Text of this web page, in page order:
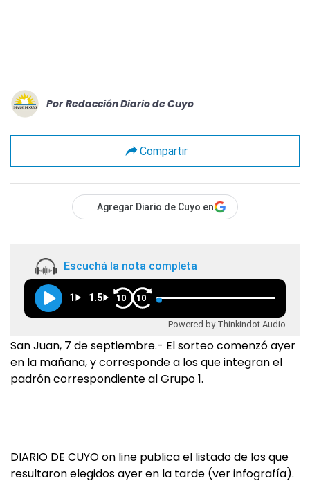
Por Redacción Diario de Cuyo
Compartir
Agregar Diario de Cuyo en
Escuchá la nota completa
1 1.5 10 10
Powered by Thinkindot Audio
San Juan, 7 de septiembre.- El sorteo comenzó ayer
en la mañana, y corresponde a los que integran el
padrón correspondiente al Grupo 1.
DIARIO DE CUYO on line publica el listado de los que
resultaron elegidos ayer en la tarde (ver infografía).